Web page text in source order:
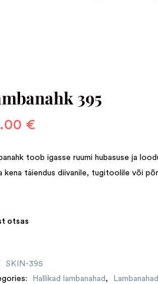
395
€
toob igasse ruumi hubasuse ja
kena täiendus diivanile, tugitoolile või
otsas
SKIN-395
Hallikad lambanahad ,
Lambanahad